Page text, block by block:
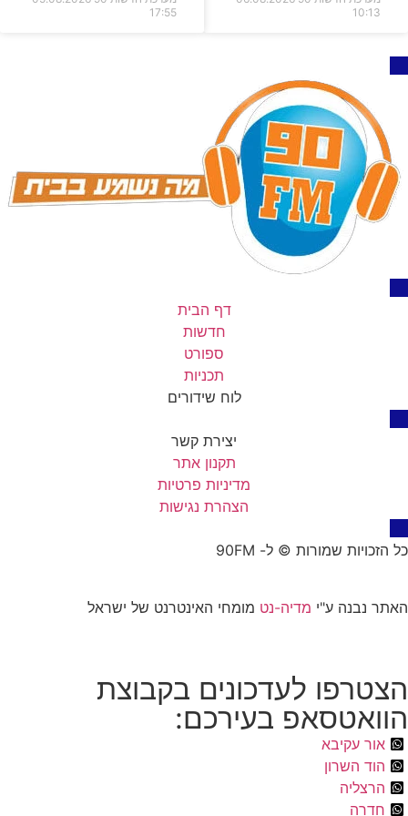
10:13
17:55
דף הבית
חדשות
ספורט
תכניות
לוח שידורים
יצירת קשר
תקנון אתר
מדיניות פרטיות
הצהרת נגישות
כל הזכויות שמורות © ל- 90FM
האתר נבנה ע"י מדיה-נט מומחי האינטרנט של ישראל
הצטרפו לעדכונים בקבוצת
הוואטסאפ בעירכם:
אור עקיבא
הוד השרון
הרצליה
חדרה